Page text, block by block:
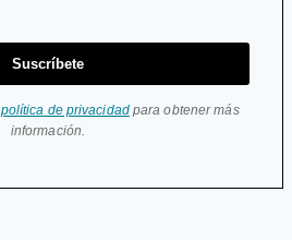
Suscríbete
política de privacidadpara obtener más
información.